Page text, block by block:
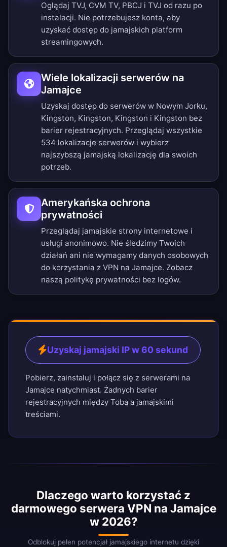
Oglądaj TVJ, CVM TV, PBCJ i TVJ od razu po
instalacji. Nie potrzebujesz konta, aby
uzyskać dostęp do jamajskich platform
streamingowych.
Wiele lokalizacji serwerów na
Jamajce
Uzyskaj dostęp do serwerów w Nowym Jorku,
Kingston, Kingston, Kingston i Kingston bez
barier rejestracyjnych. Przeglądaj wszystkie
534 lokalizacje serwerów i wybierz
najszybszą jamajską lokalizację dla swoich
potrzeb.
Amerykańska ochrona
prywatności
Przeglądaj jamajskie strony internetowe i
usługi anonimowo. Nie śledzimy Twoich
działań ani nie wymagamy danych osobowych
do korzystania z VPN na Jamajce. Zobacz
naszą politykę prywatności bez logów.
Uzyskaj jamajski IP w 60 sekund
Pobierz, zainstaluj i połącz się z serwerami na
Jamajce natychmiast. Żadnych barier
rejestracyjnych między Tobą a jamajskimi
treściami.
Dlaczego warto korzystać z
darmowego serwera VPN na Jamajce
w 2026?
Odblokuj pełen potencjał jamajskiego internetu dzięki